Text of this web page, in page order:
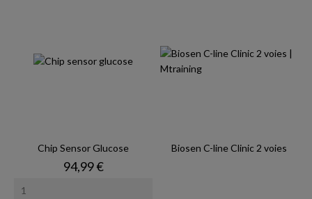
Chip Sensor Glucose
Prix
94,99 €
Biosen C-line Clinic 2 voies